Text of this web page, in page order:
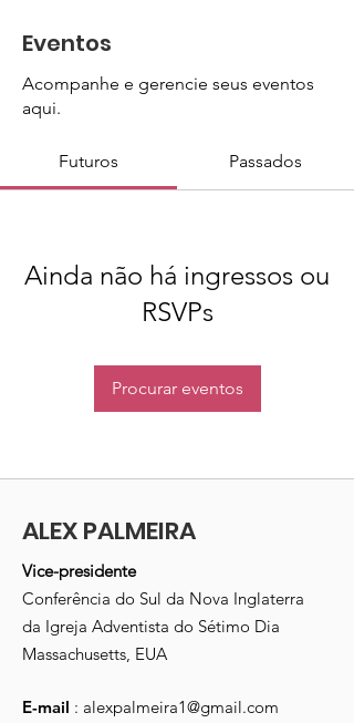
Eventos
Acompanhe e gerencie seus eventos
aqui.
Futuros Passados
Ainda não há ingressos ou
RSVPs
Procurar eventos
ALEX PALMEIRA
Vice-presidente
Conferência do Sul da Nova Inglaterra
da Igreja Adventista do Sétimo Dia
Massachusetts, EUA
E-mail : alexpalmeira1@gmail.com